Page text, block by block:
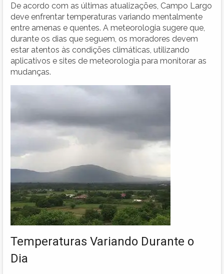
De acordo com as últimas atualizações, Campo Largo
deve enfrentar temperaturas variando mentalmente
entre amenas e quentes. A meteorologia sugere que,
durante os dias que seguem, os moradores devem
estar atentos às condições climáticas, utilizando
aplicativos e sites de meteorologia para monitorar as
mudanças.
Temperaturas Variando Durante o
Dia